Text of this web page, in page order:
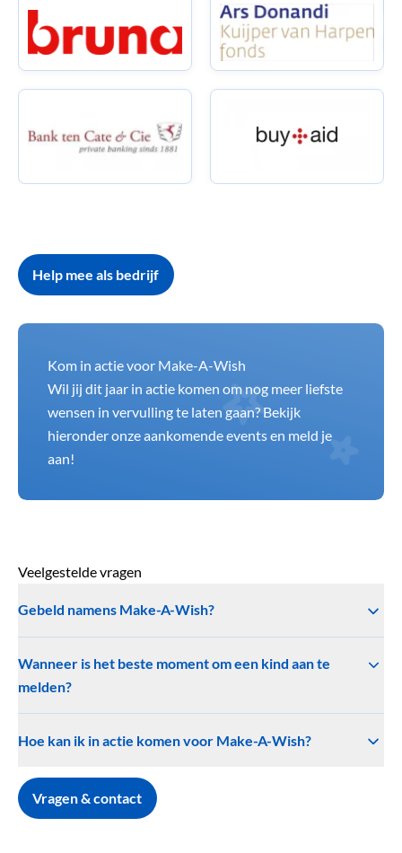
Help mee als bedrijf
Kom in actie voor Make-A-Wish
Wil jij dit jaar in actie komen om nog meer liefste
wensen in vervulling te laten gaan? Bekijk
hieronder onze aankomende events en meld je
aan!
Veelgestelde vragen
Gebeld namens Make-A-Wish?
Wanneer is het beste moment om een kind aan te
melden?
Hoe kan ik in actie komen voor Make-A-Wish?
Vragen & contact